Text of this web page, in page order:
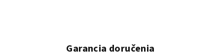
Garancia doručenia